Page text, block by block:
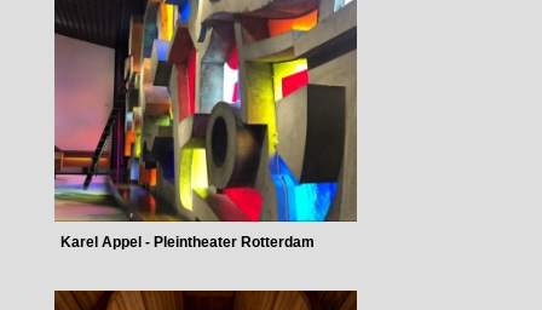
Karel Appel - Pleintheater Rotterdam